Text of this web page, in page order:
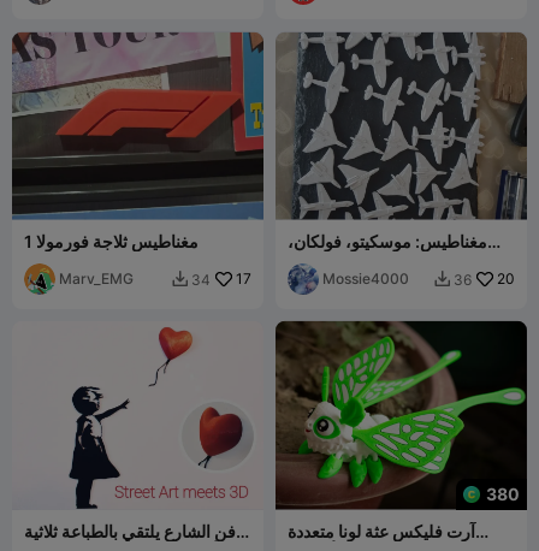
مغناطيس ثلاجة فورمولا 1
Marv_EMG  34 17
مغناطيس: موسكيتو، فولكان،
سبيتفاير، هوك
Mossie4000  36 20
فن الشارع يلتقي بالطباعة ثلاثية
380
آرت فليكس عثة لونا متعددة